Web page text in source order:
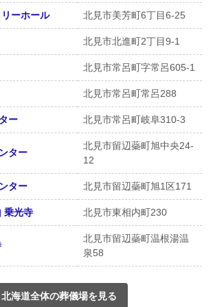
ーホール 北見市美芳町6丁目6-25
北見市北進町2丁目9-1
北見市常呂町字常呂605-1
北見市常呂町常呂288
ー 北見市常呂町岐阜310-3
ター
北見市留辺蘂町旭中央24-
12
ター 北見市留辺蘂町旭1区171
乗光寺 北見市東相内町230
北見市留辺蘂町温根湯温
泉58
北海道全体の葬儀場を見る